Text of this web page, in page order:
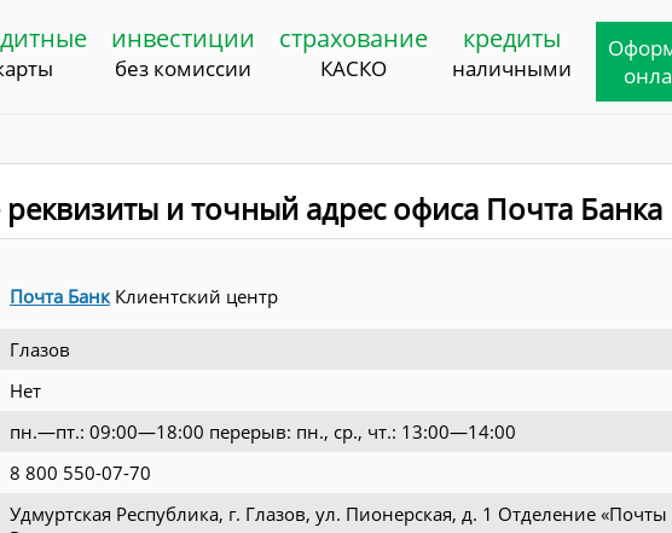
инвестиции
без комиссии
страхование
КАСКО
кредиты
наличными
и точный адрес офиса Почта Банка
Почта Банк Клиентский центр
Глазов
Нет
пн.—пт.: 09:00—18:00 перерыв: пн., ср., чт.: 13:00—14:00
8 800 550-07-70
Удмуртская Республика, г. Глазов, ул. Пионерская, д. 1 Отделение «Почты